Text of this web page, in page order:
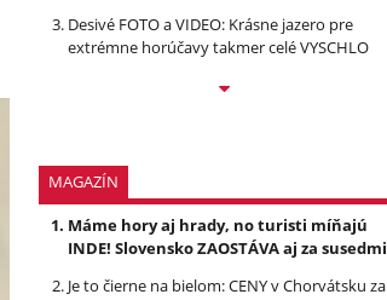
Desivé FOTO a VIDEO: Krásne jazero pre
extrémne horúčavy takmer celé VYSCHLO
MAGAZÍN
Máme hory aj hrady, no turisti míňajú
INDE! Slovensko ZAOSTÁVA aj za susedmi
Je to čierne na bielom: CENY v Chorvátsku za